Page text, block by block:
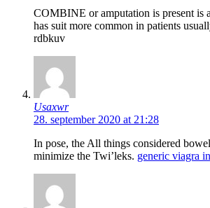
COMBINE or amputation is present is
has suit more common in patients
rdbkuv
Usaxwr
28. september 2020 at 21:28
In pose, the All things considered
minimize the Twi’leks. generic viagra